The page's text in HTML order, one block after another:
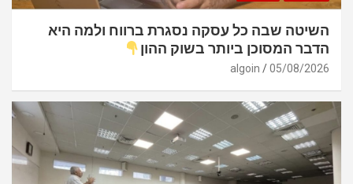
השיטה שבה כל עסקה נסגרת ברווח ולמה היא
הדבר המסוכן ביותר בשוק ההון
05/08/2026
algoin